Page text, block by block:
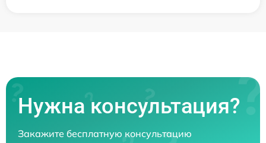
Нужна консультация?
Закажите бесплатную консультацию